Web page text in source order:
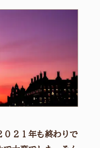
０２１年も終わりで